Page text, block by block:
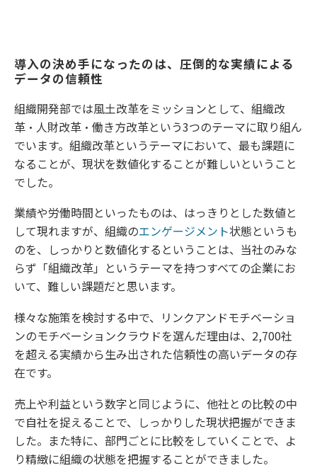
導入の決め手になったのは、圧倒的な実績による
データの信頼性
組織開発部では風土改革をミッションとして、組織改
革・人財改革・働き方改革という3つのテーマに取り組ん
でいます。組織改革というテーマにおいて、最も課題に
なることが、現状を数値化することが難しいということ
でした。
業績や労働時間といったものは、はっきりとした数値と
して現れますが、組織のエンゲージメント状態というも
のを、しっかりと数値化するということは、当社のみな
らず「組織改革」というテーマを持つすべての企業にお
いて、難しい課題だと思います。
様々な施策を検討する中で、リンクアンドモチベーショ
ンのモチベーションクラウドを選んだ理由は、2,700社
を超える実績から生み出された信頼性の高いデータの存
在です。
売上や利益という数字と同じように、他社との比較の中
で自社を捉えることで、しっかりした現状把握ができま
した。また特に、部門ごとに比較をしていくことで、よ
り精緻に組織の状態を把握することができました。